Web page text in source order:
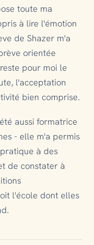
toute ma
à lire l'émotion
de Shazer m'a
orientée
pour moi le
l'acceptation
bien comprise.
aussi formatrice
- elle m'a permis
à des
de constater à
l'école dont elles